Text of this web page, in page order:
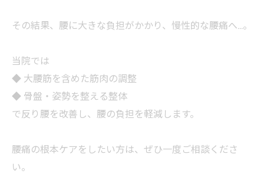
その結果、腰に大きな負担がかかり、慢性的な腰痛へ…。
当院では
◆ 大腰筋を含めた筋肉の調整
◆ 骨盤・姿勢を整える整体
で反り腰を改善し、腰の負担を軽減します。
腰痛の根本ケアをしたい方は、ぜひ一度ご相談くださ
い。